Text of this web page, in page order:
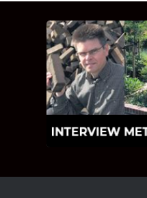
Hoe Bricks and
wat Hans
wereld van